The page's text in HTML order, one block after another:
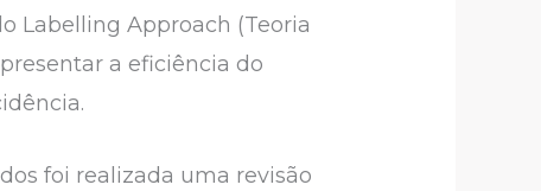
Labelling Approach (Teoria
a eficiência do
foi realizada uma revisão